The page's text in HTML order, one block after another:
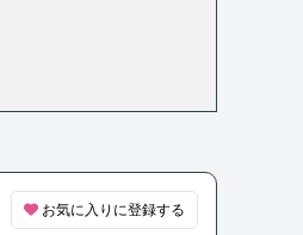
お気に入りに登録する